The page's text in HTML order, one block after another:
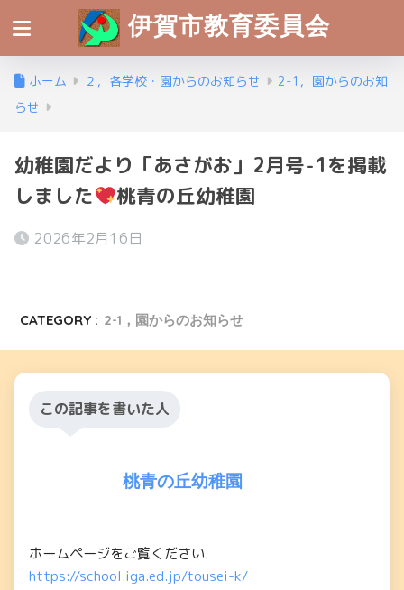
伊賀市教育委員会
ホーム ２，各学校・園からのお知らせ
2-1，園からのお知
らせ
幼稚園だより「あさがお」2月号-1を掲載
しました
桃青の丘幼稚園
2026年2月16日
CATEGORY : 2-1，園からのお知らせ
この記事を書いた人
桃青の丘幼稚園
ホームページをご覧ください.
https://school.iga.ed.jp/tousei-k/